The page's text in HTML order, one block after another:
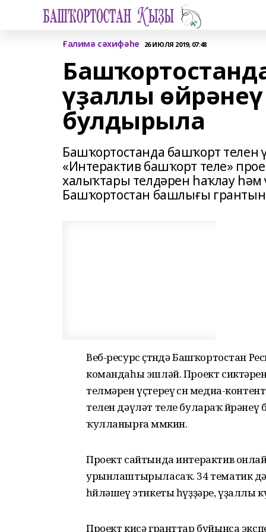
Ғалимә сәхифәһе 26 ИЮЛЯ 2019, 07:48
үҙаллы өйрәнеү
булдырыла
Башҡортостанда башҡорт телен
«Интерактив башҡорт теле»
халыҡтары телдәрен һаҡлау
Башҡортостан башлығы
Веб-ресурс өҫтөндә Башҡортостан
командаһы эшләй. Проект
телмәрен үҫтереү өсөн медиа-
телен дәүләт теле булараҡ
ҡулланырға мөмкин.
Проект сайтында интерактив
урынлаштырыласаҡ. 34 тематик
һөйләшеү этикеты һүҙҙәре, үҙаллы
Проект кисә гранттар буйынса